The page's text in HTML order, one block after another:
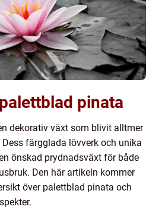
pinata
dekorativ växt som blivit alltmer
Dess färgglada lövverk och unika
önskad prydnadsväxt för både
Den här artikeln kommer
över palettblad pinata och